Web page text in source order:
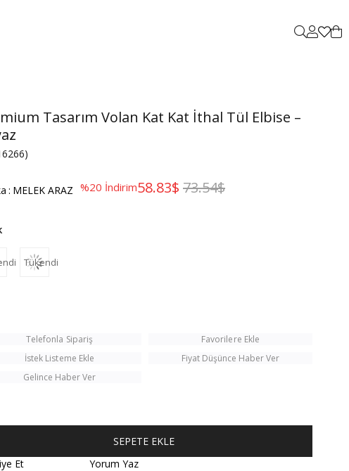
Tasarım Volan Kat Kat İthal Tül Elbise –
: MELEK ARAZ %20 İndirim 73.54$
58.83$
Tükendi
Telefonla Sipariş
Favorilere Ekle
İstek Listeme Ekle
Fiyat Düşünce Haber Ver
Gelince Haber Ver
Et Yorum Yaz